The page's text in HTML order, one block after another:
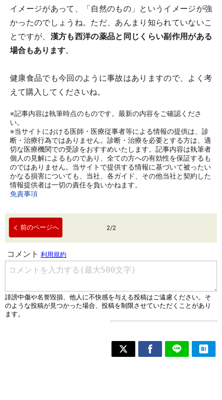
イメージがあって、「自然のもの」というイメージが強
かったのでしょうね。ただ、あんまり知られていないこ
とですが、 漢方も西洋の薬品と同じくらい副作用がある
場合もあります。
健康食品でも今回のように事故はありますので、よく考
えて購入してくださいね。
※記事内容は執筆時点のものです。最新の内容をご確認くださ
い。
※当サイトにおける医師・医療従事者等による情報の提供は、診
断・治療行為ではありません。診断・治療を必要とする方は、適
切な医療機関での受診をおすすめいたします。記事内容は執筆者
個人の見解によるものであり、全ての方への有効性を保証するも
のではありません。当サイトで提供する情報に基づいて被ったい
かなる損害についても、当社、各ガイド、その他当社と契約した
情報提供者は一切の責任を負いかねます。
免責事項
前のページへ 2/2